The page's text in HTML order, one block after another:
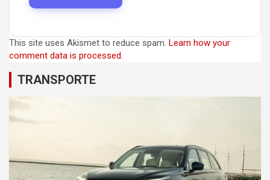
This site uses Akismet to reduce spam. Learn how your
comment data is processed.
TRANSPORTE